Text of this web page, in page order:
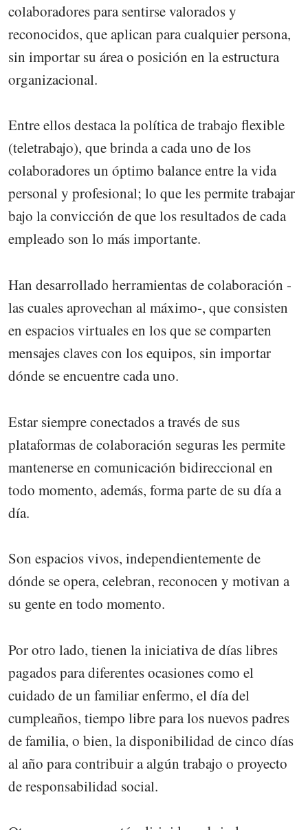
colaboradores para sentirse valorados y
reconocidos, que aplican para cualquier persona,
sin importar su área o posición en la estructura
organizacional.
Entre ellos destaca la política de trabajo flexible
(teletrabajo), que brinda a cada uno de los
colaboradores un óptimo balance entre la vida
personal y profesional; lo que les permite trabajar
bajo la convicción de que los resultados de cada
empleado son lo más importante.
Han desarrollado herramientas de colaboración -
las cuales aprovechan al máximo-, que consisten
en espacios virtuales en los que se comparten
mensajes claves con los equipos, sin importar
dónde se encuentre cada uno.
Estar siempre conectados a través de sus
plataformas de colaboración seguras les permite
mantenerse en comunicación bidireccional en
todo momento, además, forma parte de su día a
día.
Son espacios vivos, independientemente de
dónde se opera, celebran, reconocen y motivan a
su gente en todo momento.
Por otro lado, tienen la iniciativa de días libres
pagados para diferentes ocasiones como el
cuidado de un familiar enfermo, el día del
cumpleaños, tiempo libre para los nuevos padres
de familia, o bien, la disponibilidad de cinco días
al año para contribuir a algún trabajo o proyecto
de responsabilidad social.